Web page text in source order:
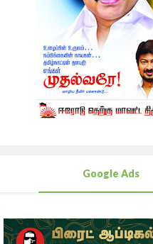
Google Ads